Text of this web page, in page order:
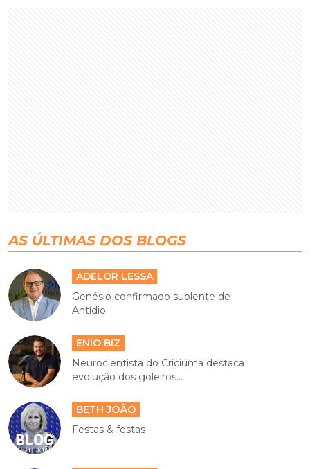
AS ÚLTIMAS DOS BLOGS
ADELOR LESSA
Genésio confirmado suplente de
Antídio
ENIO BIZ
Neurocientista do Criciúma destaca
evolução dos goleiros...
BETH JOÃO
Festas & festas